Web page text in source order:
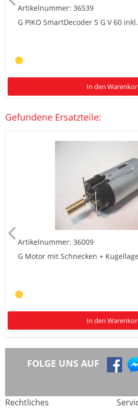
Artikelnummer: 36539
G PIKO SmartDecoder S G V 60
In den
Gefundene Ersatzteile:
Artikelnummer: 36009
G Motor mit Schnecken +
In den
FOLGE UNS AUF
Rechtliches